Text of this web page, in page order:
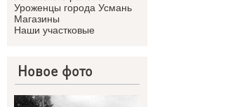
Уроженцы города Усмань
Магазины
Наши участковые
Новое фото